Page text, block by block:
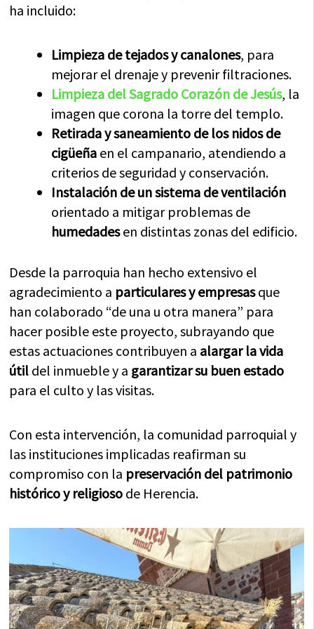
ha incluido:
Limpieza de tejados y canalones, para
mejorar el drenaje y prevenir filtraciones.
Limpieza del Sagrado Corazón de Jesús, la
imagen que corona la torre del templo.
Retirada y saneamiento de los nidos de
cigüeña en el campanario, atendiendo a
criterios de seguridad y conservación.
Instalación de un sistema de ventilación
orientado a mitigar problemas de
humedadesen distintas zonas del edificio.
Desde la parroquia han hecho extensivo el
agradecimiento a particulares y empresasque
han colaborado “de una u otra manera” para
hacer posible este proyecto, subrayando que
estas actuaciones contribuyen a alargar la vida
útil del inmueble y a garantizar su buen estado
para el culto y las visitas.
Con esta intervención, la comunidad parroquial y
las instituciones implicadas reafirman su
compromiso con la preservación del patrimonio
histórico y religioso de Herencia.